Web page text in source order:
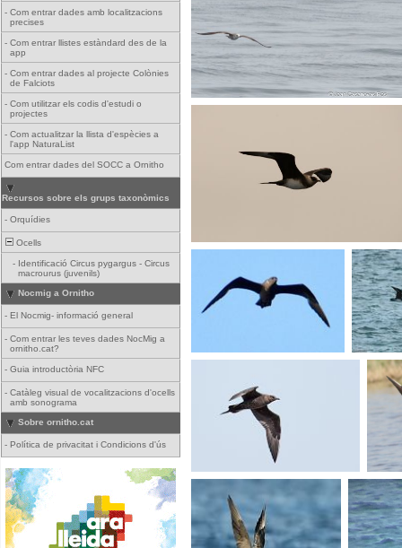
- Com entrar dades amb localitzacions
precises
- Com entrar llistes estàndard des de la
app
- Com entrar dades al projecte Colònies
de Falciots
- Com utilitzar els codis d'estudi o
projectes
- Com actualitzar la llista d'espècies a
l'app NaturaList
Com entrar dades del SOCC a Ornitho
Recursos sobre els grups taxonòmics
- Orquídies
Ocells
- Identificació Circus pygargus - Circus
macrourus (juvenils)
Nocmig a Ornitho
- El Nocmig- informació general
- Com entrar les teves dades NocMig a
ornitho.cat?
- Guia introductòria NFC
- Catàleg visual de vocalitzacions d'ocells
amb sonograma
Sobre ornitho.cat
- Política de privacitat i Condicions d'ús